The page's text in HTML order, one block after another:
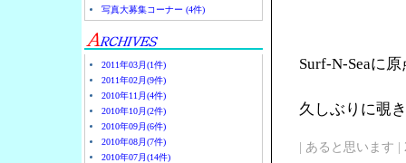
写真大募集コーナー (4件)
2011年03月(1件)
2011年02月(9件)
2010年11月(4件)
2010年10月(2件)
2010年09月(6件)
2010年08月(7件)
2010年07月(14件)
Surf-N-Seaに
久しぶりに覗
| あると思います |